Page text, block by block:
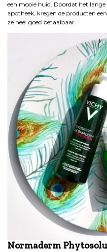
een mooie huid. Doordat het
apotheek, kregen de producten
ze heel goed betaalbaar.
Normaderm